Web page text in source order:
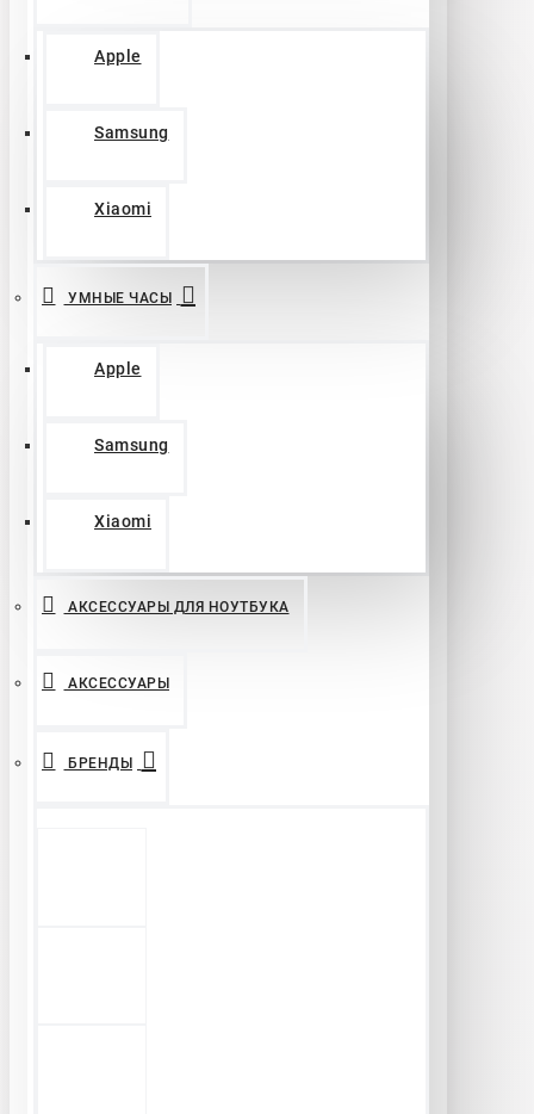
Apple
Samsung
Xiaomi
УМНЫЕ ЧАСЫ
Apple
Samsung
Xiaomi
АКСЕССУАРЫ ДЛЯ НОУТБУКА
АКСЕССУАРЫ
БРЕНДЫ